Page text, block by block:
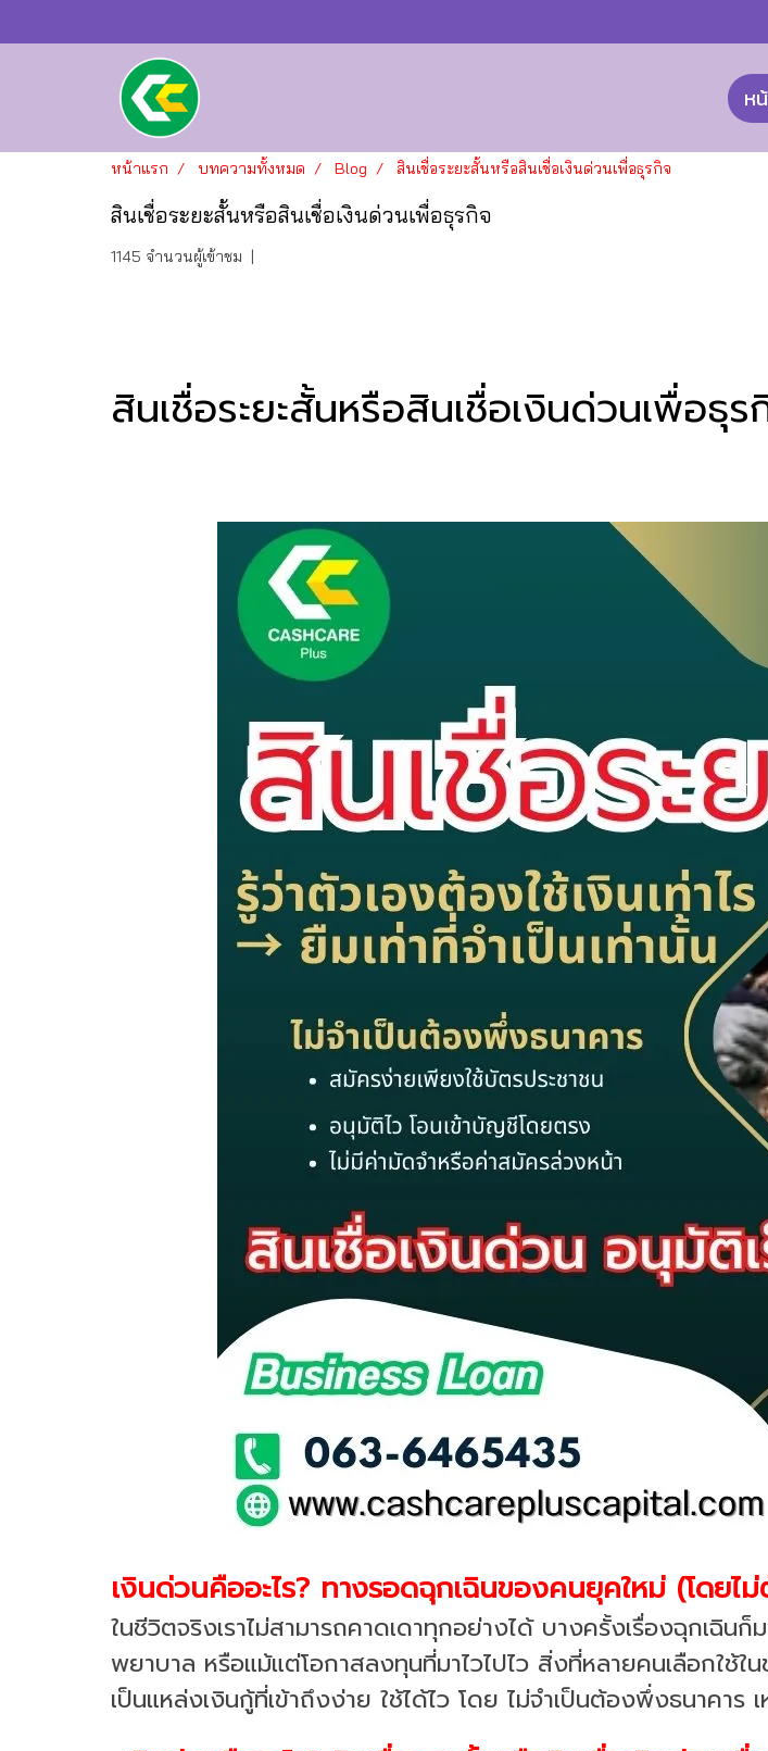
ห
หน้าแรก บทความทั้งหมด Blog สินเชื่อระยะสั้นหรือสินเชื่อเงินด่วนเพื่อธุรกิจ
สินเชื่อระยะสั้นหรือสินเชื่อเงินด่วนเพื่อธุรกิจ
1145 จำนวนผู้เข้าชม |
สินเชื่อระยะสั้นหรือสินเชื่อเงินด่วนเพื่อธุร
เงินด่วนคืออะไร? ทางรอดฉุกเฉินของคนยุคใหม่ (โดยไ
ในชีวิตจริงเราไม่สามารถคาดเดาทุกอย่างได้ บางครั้งเรื่องฉุกเฉิ
พยาบาล หรือแม้แต่โอกาสลงทุนที่มาไวไปไว สิ่งที่หลายคนเลือกใช้
เป็นแหล่งเงินกู้ที่เข้าถึงง่าย ใช้ได้ไว โดย ไม่จำเป็นต้องพึ่งธนาคาร